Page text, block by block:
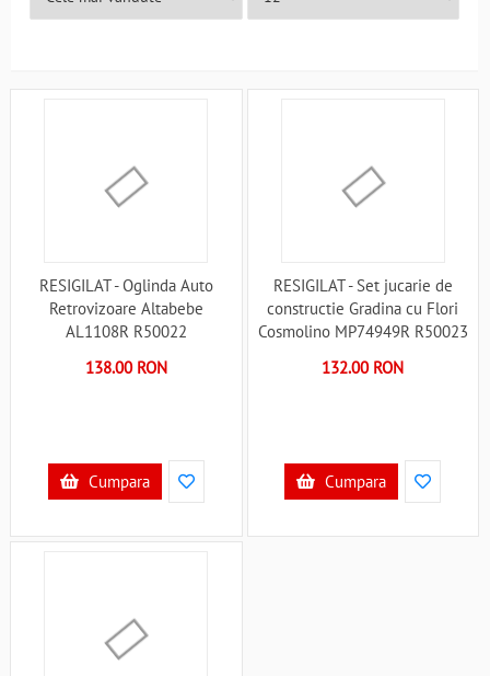
RESIGILAT - Oglinda Auto
Retrovizoare Altabebe
AL1108R R50022
138.00 RON
Cumpara
RESIGILAT - Set jucarie de
constructie Gradina cu Flori
Cosmolino MP74949R R50023
132.00 RON
Cumpara